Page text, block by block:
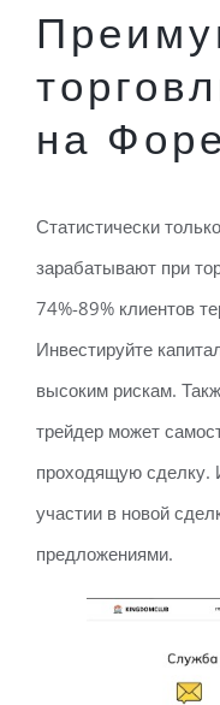
на
Статистически
зарабатывают при
74%-89% клиентов
Инвестируйте
высоким рискам.
трейдер может
проходящую сделку.
участии в новой
предложениями.